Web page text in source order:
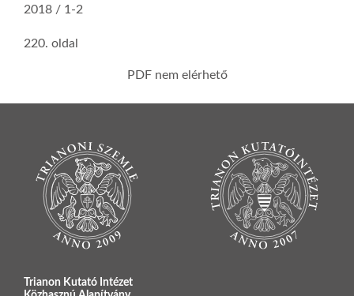
2018 / 1-2
220. oldal
PDF nem elérhető
Trianon Kutató Intézet